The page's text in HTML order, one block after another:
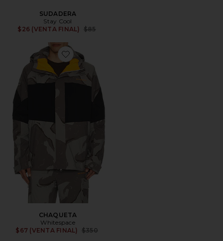
SUDADERA
Stay Cool
$26 (VENTA FINAL)
Previous price:
$85
Favorite CHAQUETA
CHAQUETA
Whitespace
$67 (VENTA FINAL)
Previous price:
$350